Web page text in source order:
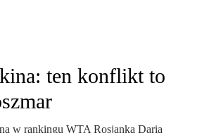
ten konflikt to
w rankingu WTA Rosjanka Daria